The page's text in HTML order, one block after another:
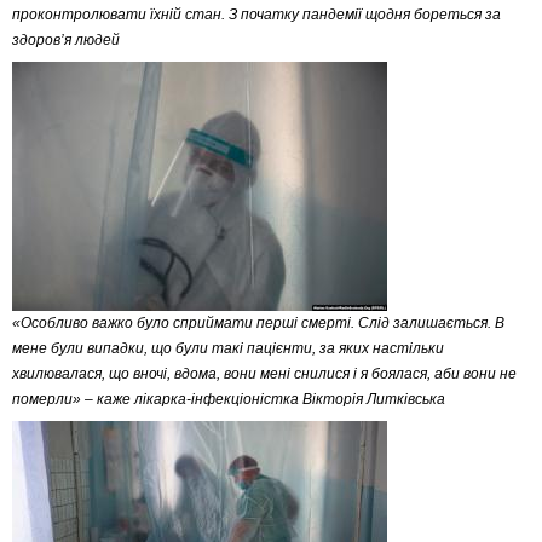
проконтролювати їхній стан. З початку пандемії щодня бореться за
здоров’я людей
«Особливо важко було сприймати перші смерті. Слід залишається. В
мене були випадки, що були такі пацієнти, за яких настільки
хвилювалася, що вночі, вдома, вони мені снилися і я боялася, аби вони не
померли» – каже лікарка-інфекціоністка Вікторія Литківська